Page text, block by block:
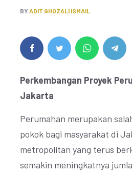
BY ADIT GHOZALI ISMAIL
Perkembangan Proyek
Jakarta
Perumahan merupakan
pokok bagi masyarakat di
metropolitan yang terus
semakin meningkatnya